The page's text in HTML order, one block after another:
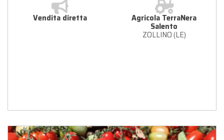
Vendita diretta Agricola TerraNera
Salento
ZOLLINO (LE)